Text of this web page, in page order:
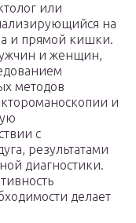
или
на
и прямой кишки.
и женщин,
методов
и
с
результатами
диагностики.
делает